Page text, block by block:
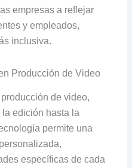
empresas a reflejar
y empleados,
inclusiva.
Producción de Video
de video,
edición hasta la
permite una
específicas de cada